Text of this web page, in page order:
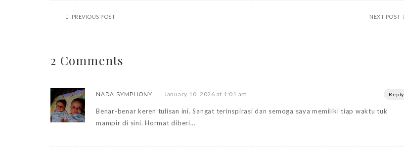
PREVIOUS POST NEXT POST
2 Comments
NADA SYMPHONY January 10, 2026 at 1:01 am Reply
Benar-benar keren tulisan ini. Sangat terinspirasi dan semoga saya memiliki tiap waktu tuk
mampir di sini. Hormat diberi…